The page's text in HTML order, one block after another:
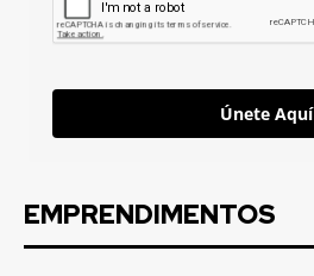
Únete Aquí
EMPRENDIMENTOS